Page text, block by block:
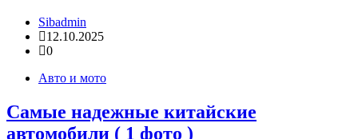
Sibadmin
12.10.2025
0
Авто и мото
Самые надежные китайские
автомобили ( 1 фото )